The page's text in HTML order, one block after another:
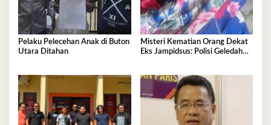
Pelaku Pelecehan Anak di Buton
Utara Ditahan
Misteri Kematian Orang Dekat
Eks Jampidsus: Polisi Geledah